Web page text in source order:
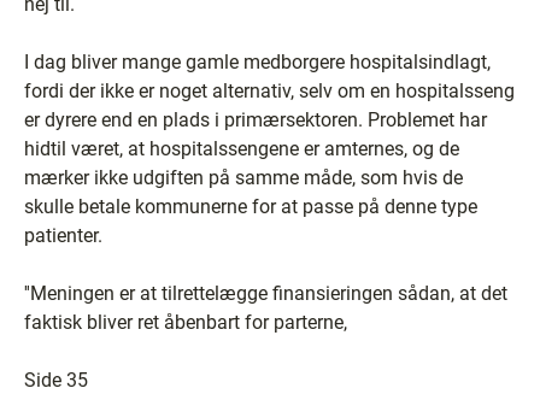
nej til.
I dag bliver mange gamle medborgere hospitalsindlagt,
fordi der ikke er noget alternativ, selv om en hospitalsseng
er dyrere end en plads i primærsektoren. Problemet har
hidtil været, at hospitalssengene er amternes, og de
mærker ikke udgiften på samme måde, som hvis de
skulle betale kommunerne for at passe på denne type
patienter.
''Meningen er at tilrettelægge finansieringen sådan, at det
faktisk bliver ret åbenbart for parterne,
Side 35